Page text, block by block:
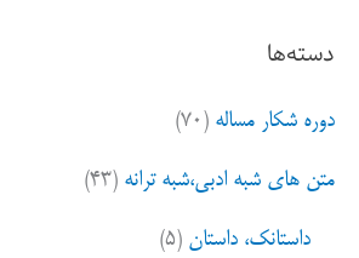
ج
ب
ا
دسته‌ها
دوره شکار مساله (۷۰)
متن های شبه ادبی،شبه ترانه (۴۳)
داستانک، داستان (۵)